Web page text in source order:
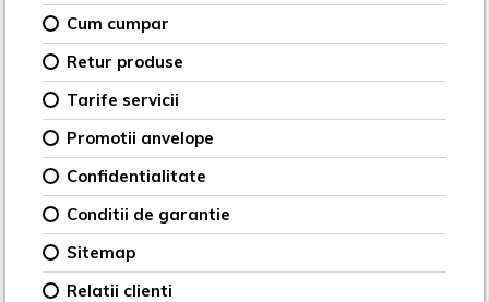
Cum cumpar
Retur produse
Tarife servicii
Promotii anvelope
Confidentialitate
Conditii de garantie
Sitemap
Relatii clienti